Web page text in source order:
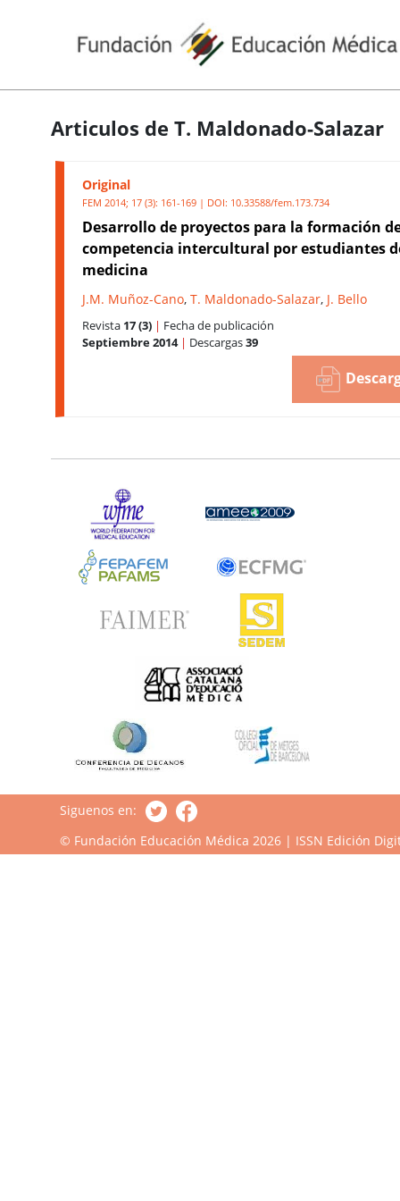
Articulos de T. Maldonado-Salazar
Original
FEM 2014; 17 (3): 161-169 | DOI: 10.33588/fem.173.734
Desarrollo de proyectos para la formación
competencia intercultural por estudiantes
medicina
J.M. Muñoz-Cano, T. Maldonado-Salazar, J. Bello
Revista 17 (3) | Fecha de publicación
Septiembre 2014 | Descargas39
Siguenos en:
© Fundación Educación Médica 2026 | ISSN Edición